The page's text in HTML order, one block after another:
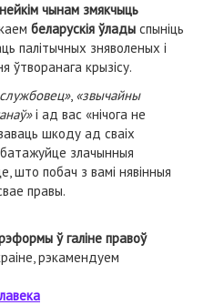
чынам змякчыць
беларускія ўлады спыніць
палітычных зняволеных і
ўтворанага крызісу.
, «звычайны
і ад вас «нічога не
шкоду ад сваіх
злачынныя
што побач з вамі нявінныя
правы.
ў галіне правоў
рэкамендуем